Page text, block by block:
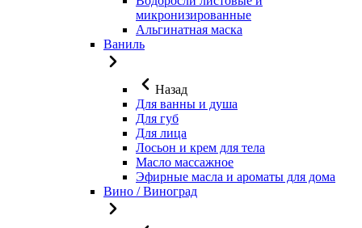
микронизированные
Альгинатная маска
Ваниль
Назад
Для ванны и душа
Для губ
Для лица
Лосьон и крем для тела
Масло массажное
Эфирные масла и ароматы для дома
Вино / Виноград